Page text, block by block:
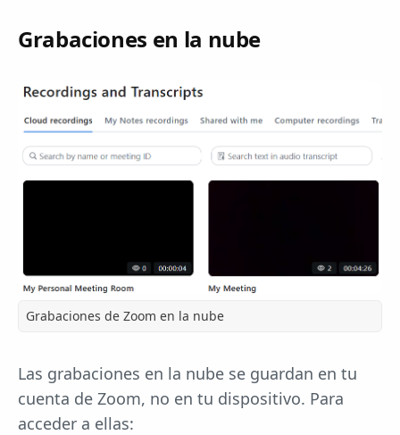
Grabaciones en la nube
Grabaciones de Zoom en la nube
Las grabaciones en la nube se guardan en tu
cuenta de Zoom, no en tu dispositivo. Para
acceder a ellas: